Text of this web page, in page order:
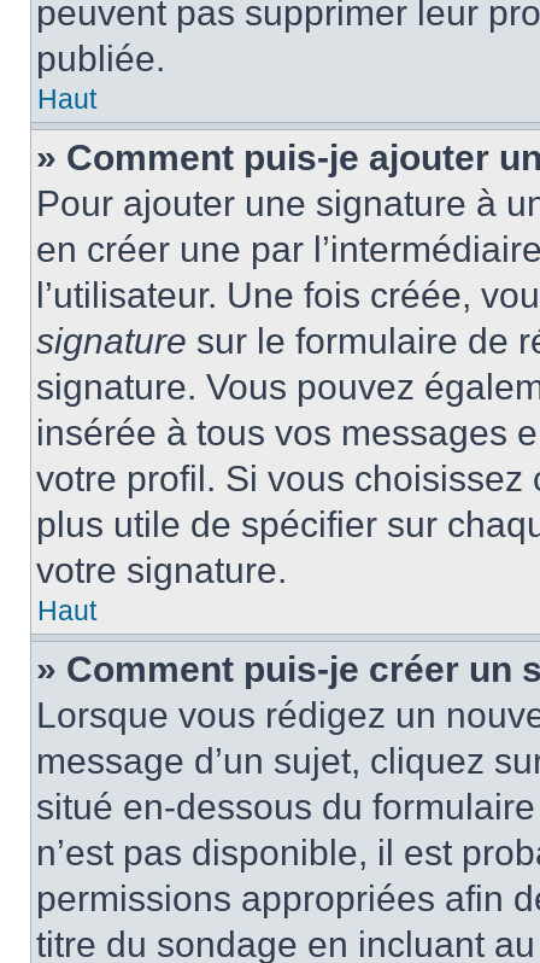
peuvent pas supprimer leur
publiée.
Haut
» Comment puis-je ajouter
Pour ajouter une signature à
en créer une par
l’utilisateur. Une fois créée,
signature sur le formulaire de
signature. Vous pouvez
insérée à tous vos messages
votre profil. Si vous
plus utile de spécifier sur
votre signature.
Haut
» Comment puis-je créer un
Lorsque vous rédigez un
message d’un sujet, cliquez
situé en-dessous du
n’est pas disponible, il est
permissions appropriées afin
titre du sondage en incluant